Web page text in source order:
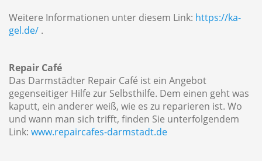
Weitere Informationen unter diesem Link: https://ka-
gel.de/ .
Repair Café
Das Darmstädter Repair Café ist ein Angebot
gegenseitiger Hilfe zur Selbsthilfe. Dem einen geht was
kaputt, ein anderer weiß, wie es zu reparieren ist. Wo
und wann man sich trifft, finden Sie unterfolgendem
Link: www.repaircafes-darmstadt.de